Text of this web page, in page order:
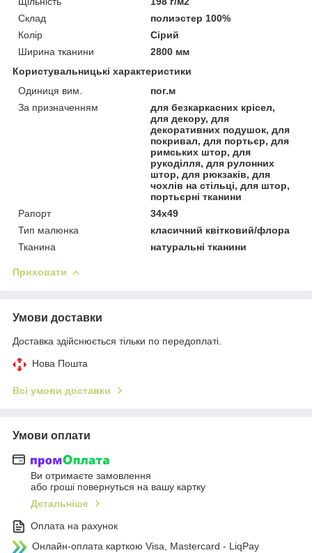
Склад
полиэстер 100%
Колір
Сірий
Ширина тканини
2800 мм
Користувальницькі характеристики
Одиниця вим.
пог.м
За призначенням
для безкаркасних крісел,
для декору, для
декоративних подушок, для
покривал, для портьєр, для
римських штор, для
рукоділля, для рулонних
штор, для рюкзаків, для
чохлів на стільці, для штор,
портьєрні тканини
Рапорт
34х49
Тип малюнка
класичний квітковий/флора
Тканина
натуральні тканини
Приховати
Умови доставки
Доставка здійснюється тільки по передоплаті.
Нова Пошта
Всі умови доставки
Умови оплати
Ви отримаєте замовлення
або гроші повернуться на вашу картку
Детальніше
Оплата на рахунок
Онлайн-оплата карткою Visa, Mastercard - LiqPay